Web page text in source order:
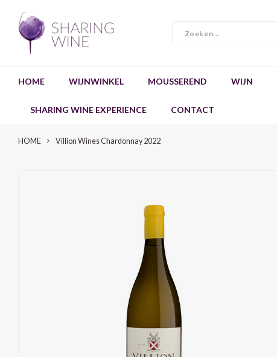
HOME WIJNWINKEL MOUSSEREND WIJN
SHARING WINE EXPERIENCE CONTACT
HOME Villion Wines Chardonnay 2022